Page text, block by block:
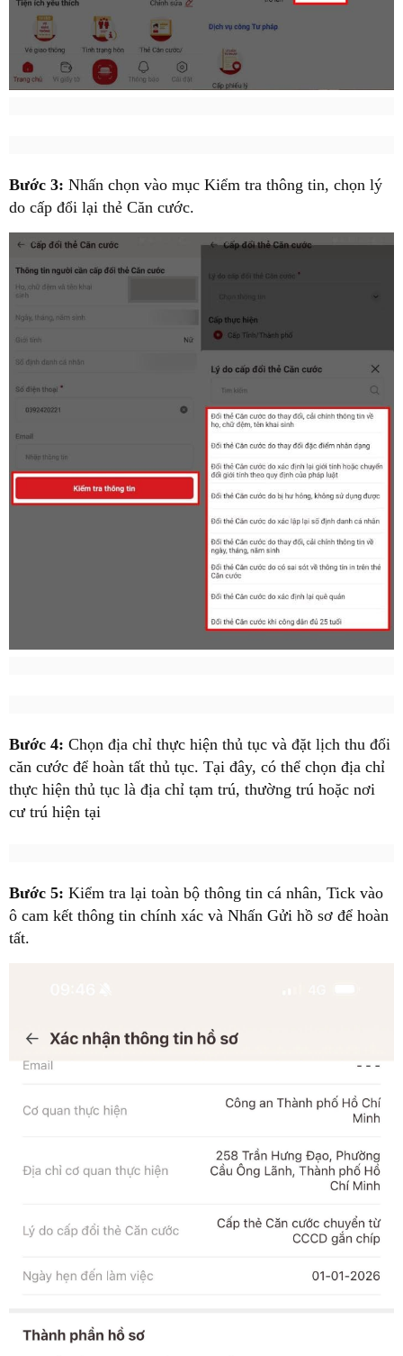
Bước 3: Nhấn chọn vào mục Kiểm tra thông tin, chọn lý
do cấp đổi lại thẻ Căn cước.
Bước 4: Chọn địa chỉ thực hiện thủ tục và đặt lịch thu đổi
căn cước để hoàn tất thủ tục. Tại đây, có thể chọn địa chỉ
thực hiện thủ tục là địa chỉ tạm trú, thường trú hoặc nơi
cư trú hiện tại
Bước 5: Kiểm tra lại toàn bộ thông tin cá nhân, Tick vào
ô cam kết thông tin chính xác và Nhấn Gửi hồ sơ để hoàn
tất.